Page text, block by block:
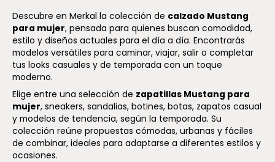
Descubre en Merkal la colección de calzado Mustang
para mujer, pensada para quienes buscan comodidad,
estilo y diseños actuales para el día a día. Encontrarás
modelos versátiles para caminar, viajar, salir o completar
tus looks casuales y de temporada con un toque
moderno.
Elige entre una selección de zapatillas Mustang para
mujer, sneakers, sandalias, botines, botas, zapatos casual
y modelos de tendencia, según la temporada. Su
colección reúne propuestas cómodas, urbanas y fáciles
de combinar, ideales para adaptarse a diferentes estilos y
ocasiones.